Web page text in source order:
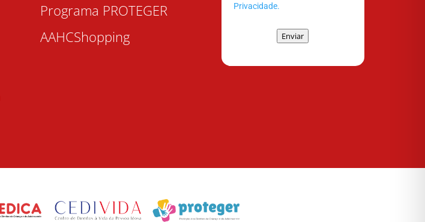
Programa PROTEGER
AAHCShopping
Privacidade.
Enviar